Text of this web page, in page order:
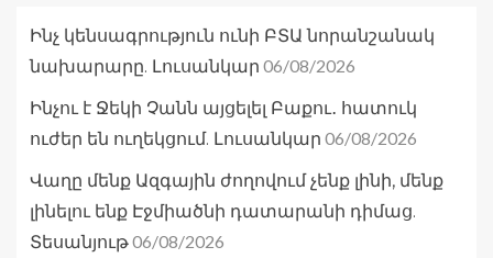
Ինչ կենսագրություն ունի ԲՏԱ նորանշանակ
նախարարը. Լուսանկար 06/08/2026
Ինչու է Ջեկի Չանն այցելել Բաքու․ հատուկ
ուժեր են ուղեկցում. Լուսանկար 06/08/2026
Վաղը մենք Ազգային ժողովում չենք լինի, մենք
լինելու ենք Էջմիածնի դատարանի դիմաց.
Տեսանյութ06/08/2026